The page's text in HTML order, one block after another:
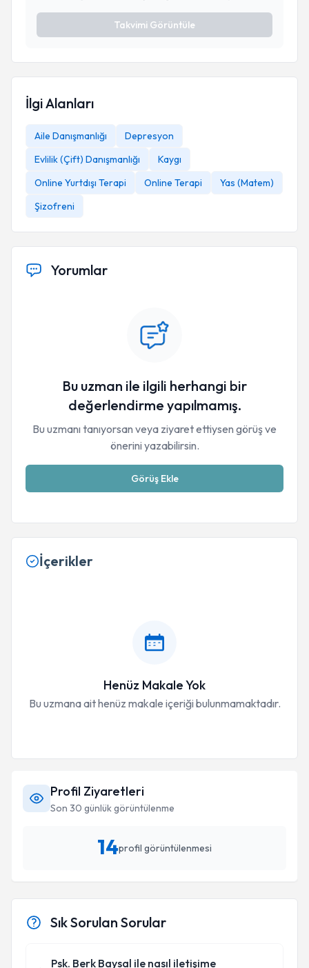
Takvimi Görüntüle
İlgi Alanları
Aile Danışmanlığı
Depresyon
Evlilik (Çift) Danışmanlığı
Kaygı
Online Yurtdışı Terapi
Online Terapi
Yas (Matem)
Şizofreni
Yorumlar
Bu uzman ile ilgili herhangi bir
değerlendirme yapılmamış.
Bu uzmanı tanıyorsan veya ziyaret ettiysen görüş ve
önerini yazabilirsin.
Görüş Ekle
İçerikler
Henüz Makale Yok
Bu uzmana ait henüz makale içeriği bulunmamaktadır.
Profil Ziyaretleri
Son 30 günlük görüntülenme
14profil görüntülenmesi
Sık Sorulan Sorular
Psk. Berk Baysal ile nasıl iletişime